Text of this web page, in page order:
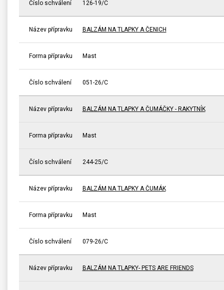
Číslo schválení 126-19/C
Název přípravku BALZÁM NA TLAPKY A ČENICH
Forma přípravku Mast
Číslo schválení 051-26/C
Název přípravku BALZÁM NA TLAPKY A ČUMÁČKY - RAKYTNÍK
Forma přípravku Mast
Číslo schválení 244-25/C
Název přípravku BALZÁM NA TLAPKY A ČUMÁK
Forma přípravku Mast
Číslo schválení 079-26/C
Název přípravku BALZÁM NA TLAPKY- PETS ARE FRIENDS